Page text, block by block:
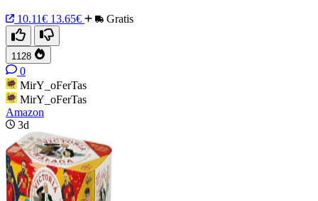
10.11€ 13.65€ Gratis
1128
0
MirY_oFerTas
MirY_oFerTas
Amazon
3d